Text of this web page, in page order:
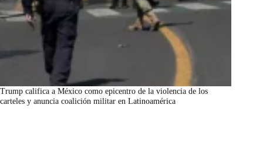
Trump califica a México como epicentro de la violencia de los
carteles y anuncia coalición militar en Latinoamérica